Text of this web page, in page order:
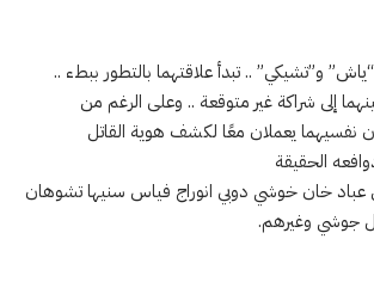
و”تشيكي” .. تبدأ علاقتهما بالتطور ببطء ..
إلى شراكة غير متوقعة .. وعلى الرغم من
نفسيهما يعملان معًا لكشف هوية القاتل
الحقيقة
خان خوشي دوبي انوراج فياس سنيها تشوهان
جوشي وغيرهم.